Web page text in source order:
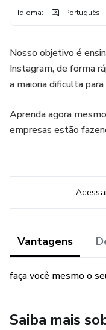
Idioma: Português
Nosso objetivo é
Instagram, de forma
a maioria dificulta
Aprenda agora
empresas estão
Vantagens
faça você mesmo o
Saiba mais